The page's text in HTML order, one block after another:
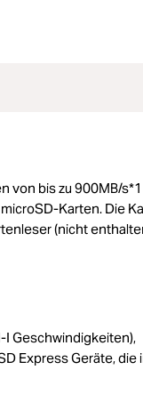
von bis zu 900MB/s*1
Karten. Die
(nicht
I Geschwindigkeiten),
Express Geräte, die